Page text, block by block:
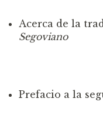
Acerca de la
Segoviano
Prefacio a la